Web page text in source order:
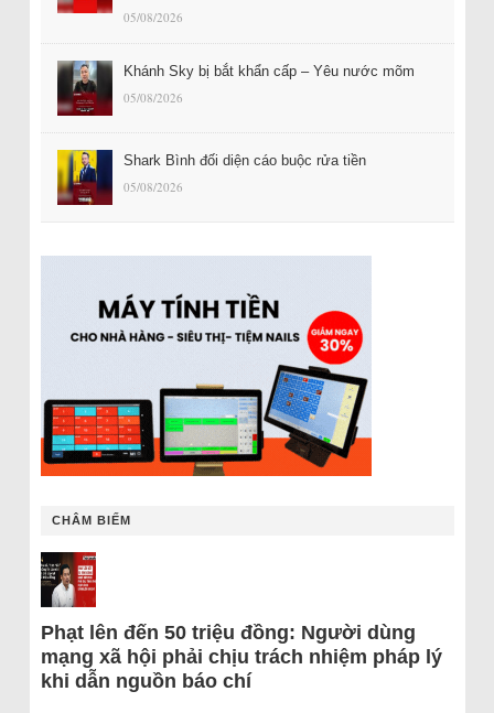
05/08/2026
Khánh Sky bị bắt khẩn cấp – Yêu nước mõm
05/08/2026
Shark Bình đối diện cáo buộc rửa tiền
05/08/2026
CHÂM BIẾM
Phạt lên đến 50 triệu đồng: Người dùng
mạng xã hội phải chịu trách nhiệm pháp lý
khi dẫn nguồn báo chí